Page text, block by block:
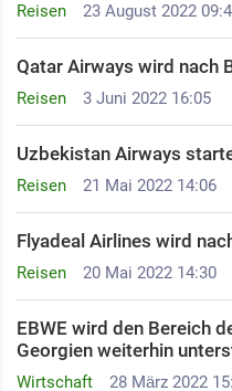
Reisen 23 August 2022
Reisen 3 Juni 2022 16:05
Qatar Airways wird nach
Reisen 21 Mai 2022 14:06
Uzbekistan Airways
Reisen 20 Mai 2022 14:30
Flyadeal Airlines wird
Wirtschaft 28 März 2022
EBWE wird den Bereich
Georgien weiterhin